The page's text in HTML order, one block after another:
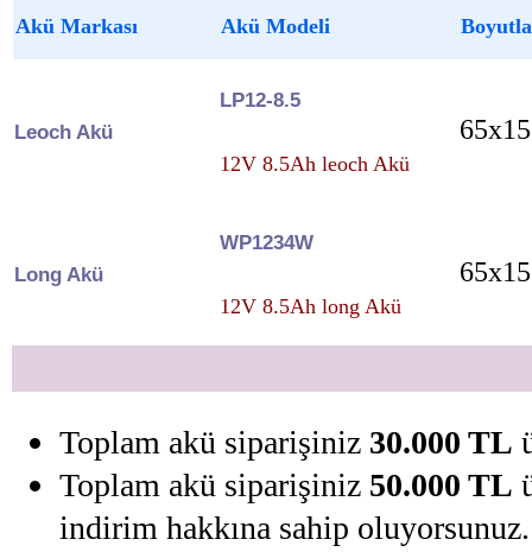
Akü Markası Akü Modeli
Leoch Akü
LP12-8.5
12V 8.5Ah leoch Akü
Long Akü
WP1234W
12V 8.5Ah long Akü
Toplam akü siparişiniz 30.000 TL
Toplam akü siparişiniz 50.000 TL
indirim hakkına sahip oluyorsunuz.